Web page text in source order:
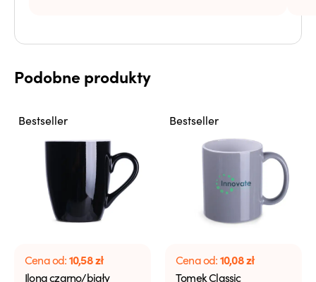
Podobne produkty
Bestseller
Cena od:10,58zł
Ilona czarno/biały
Bestseller
Cena od:10,08zł
Tomek Classic